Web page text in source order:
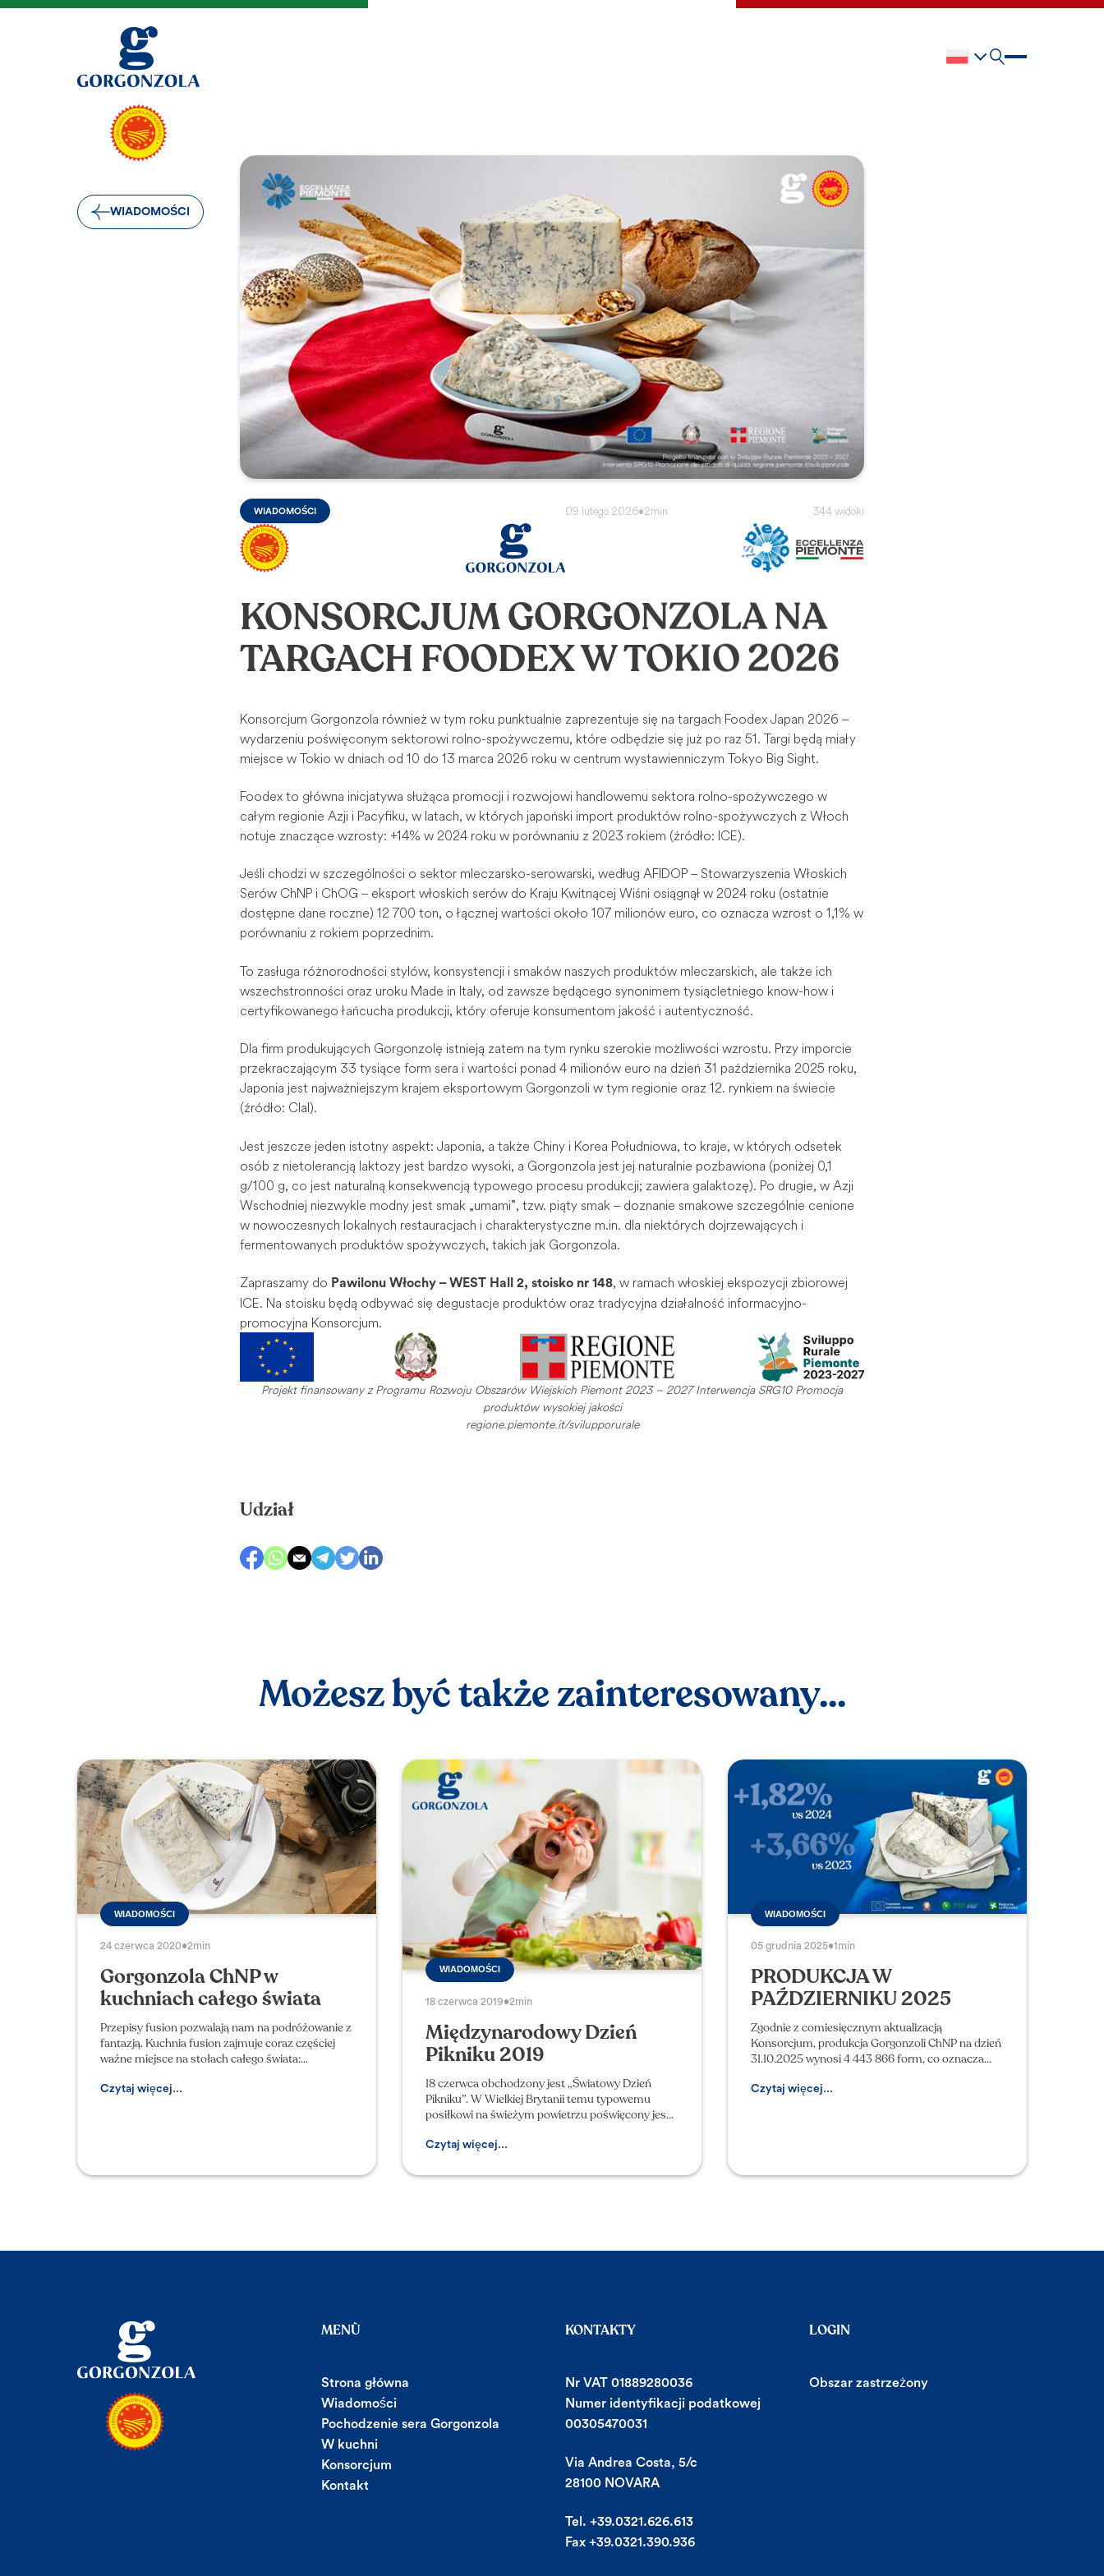
WIADOMOŚCI
WIADOMOŚCI 09 lutego 2026•2min 344 widoki
KONSORCJUM GORGONZOLA NA
TARGACH FOODEX W TOKIO 2026
Konsorcjum Gorgonzola również w tym roku punktualnie zaprezentuje się na targach Foodex Japan 2026 –
wydarzeniu poświęconym sektorowi rolno-spożywczemu, które odbędzie się już po raz 51. Targi będą miały
miejsce w Tokio w dniach od 10 do 13 marca 2026 roku w centrum wystawienniczym Tokyo Big Sight.
Foodex to główna inicjatywa służąca promocji i rozwojowi handlowemu sektora rolno-spożywczego w
całym regionie Azji i Pacyfiku, w latach, w których japoński import produktów rolno-spożywczych z Włoch
notuje znaczące wzrosty: +14% w 2024 roku w porównaniu z 2023 rokiem (źródło: ICE).
Jeśli chodzi w szczególności o sektor mleczarsko-serowarski, według AFIDOP – Stowarzyszenia Włoskich
Serów ChNP i ChOG – eksport włoskich serów do Kraju Kwitnącej Wiśni osiągnął w 2024 roku (ostatnie
dostępne dane roczne) 12 700 ton, o łącznej wartości około 107 milionów euro, co oznacza wzrost o 1,1% w
porównaniu z rokiem poprzednim.
To zasługa różnorodności stylów, konsystencji i smaków naszych produktów mleczarskich, ale także ich
wszechstronności oraz uroku Made in Italy, od zawsze będącego synonimem tysiącletniego know-how i
certyfikowanego łańcucha produkcji, który oferuje konsumentom jakość i autentyczność.
Dla firm produkujących Gorgonzolę istnieją zatem na tym rynku szerokie możliwości wzrostu. Przy imporcie
przekraczającym 33 tysiące form sera i wartości ponad 4 milionów euro na dzień 31 października 2025 roku,
Japonia jest najważniejszym krajem eksportowym Gorgonzoli w tym regionie oraz 12. rynkiem na świecie
(źródło: Clal).
Jest jeszcze jeden istotny aspekt: Japonia, a także Chiny i Korea Południowa, to kraje, w których odsetek
osób z nietolerancją laktozy jest bardzo wysoki, a Gorgonzola jest jej naturalnie pozbawiona (poniżej 0,1
g/100 g, co jest naturalną konsekwencją typowego procesu produkcji; zawiera galaktozę). Po drugie, w Azji
Wschodniej niezwykle modny jest smak „umami”, tzw. piąty smak – doznanie smakowe szczególnie cenione
w nowoczesnych lokalnych restauracjach i charakterystyczne m.in. dla niektórych dojrzewających i
fermentowanych produktów spożywczych, takich jak Gorgonzola.
Zapraszamy do Pawilonu Włochy – WEST Hall 2, stoisko nr 148, w ramach włoskiej ekspozycji zbiorowej
ICE. Na stoisku będą odbywać się degustacje produktów oraz tradycyjna działalność informacyjno-
promocyjna Konsorcjum.
Projekt finansowany z Programu Rozwoju Obszarów Wiejskich Piemont 2023 – 2027 Interwencja SRG10 Promocja
produktów wysokiej jakości
regione.piemonte.it/svilupporurale
Udział
Możesz być także zainteresowany...
WIADOMOŚCI
24 czerwca 2020•2min
Gorgonzola ChNP w
kuchniach całego świata
Przepisy fusion pozwalają nam na podróżowanie z
fantazją. Kuchnia fusion zajmuje coraz częściej
ważne miejsce na stołach całego świata:
połączenie rozumiane j
Czytaj więcej...
WIADOMOŚCI
18 czerwca 2019•2min
Międzynarodowy Dzień
Pikniku 2019
18 czerwca obchodzony jest „Światowy Dzień
Pikniku”. W Wielkiej Brytanii temu typowemu
posiłkowi na świeżym powietrzu poświęcony jest
podczas gdy w Austr
Czytaj więcej...
WIADOMOŚCI
05 grudnia 2025•1min
PRODUKCJA W
PAŹDZIERNIKU 2025
Zgodnie z comiesięcznym aktualizacją
Konsorcjum, produkcja Gorgonzoli ChNP na dzień
31.10.2025 wynosi 4 443 866 form, co oznacza
554 formy (+1,82%) oraz wz
Czytaj więcej...
MENÙ
Strona główna
Wiadomości
Pochodzenie sera Gorgonzola
W kuchni
Konsorcjum
Kontakt
KONTAKTY
Nr VAT 01889280036
Numer identyfikacji podatkowej
00305470031
Via Andrea Costa, 5/c
28100 NOVARA
Tel. +39.0321.626.613
Fax +39.0321.390.936
LOGIN
Obszar zastrzeżony